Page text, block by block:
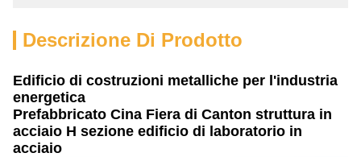
Descrizione Di Prodotto
Edificio di costruzioni metalliche per l'industria
energetica
Prefabbricato Cina Fiera di Canton struttura in
acciaio H sezione edificio di laboratorio in
acciaio